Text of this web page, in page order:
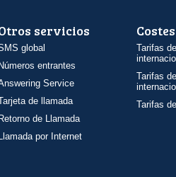
servicios
global
Números entrantes
Service
de llamada
Retorno de Llamada
Llamada por Internet
Costes
Tarifas
Tarifas
Tarifas